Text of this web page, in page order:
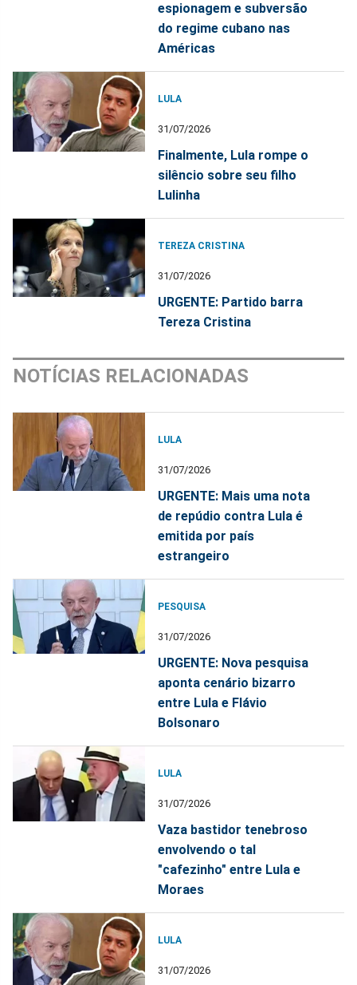
espionagem e subversão
do regime cubano nas
Américas
LULA
31/07/2026
Finalmente, Lula rompe o
silêncio sobre seu filho
Lulinha
TEREZA CRISTINA
31/07/2026
URGENTE: Partido barra
Tereza Cristina
NOTÍCIAS RELACIONADAS
LULA
31/07/2026
URGENTE: Mais uma nota
de repúdio contra Lula é
emitida por país
estrangeiro
PESQUISA
31/07/2026
URGENTE: Nova pesquisa
aponta cenário bizarro
entre Lula e Flávio
Bolsonaro
LULA
31/07/2026
Vaza bastidor tenebroso
envolvendo o tal
"cafezinho" entre Lula e
Moraes
LULA
31/07/2026